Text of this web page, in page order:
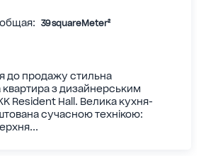
39 squareMeter²
до продажу стильна
квартира з дизайнерським
Resident Hall. Велика кухня-
сучасною технікою: